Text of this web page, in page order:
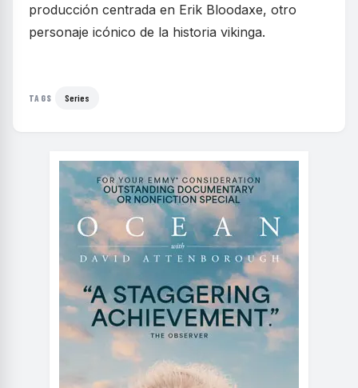
producción centrada en Erik Bloodaxe, otro
personaje icónico de la historia vikinga.
TAGS Series